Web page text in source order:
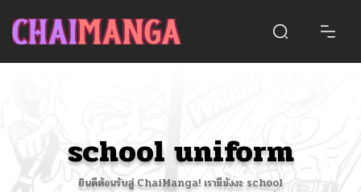
school uniform
ยินดีต้อนรับสู่ ChaiManga! เรามีมังงะ school